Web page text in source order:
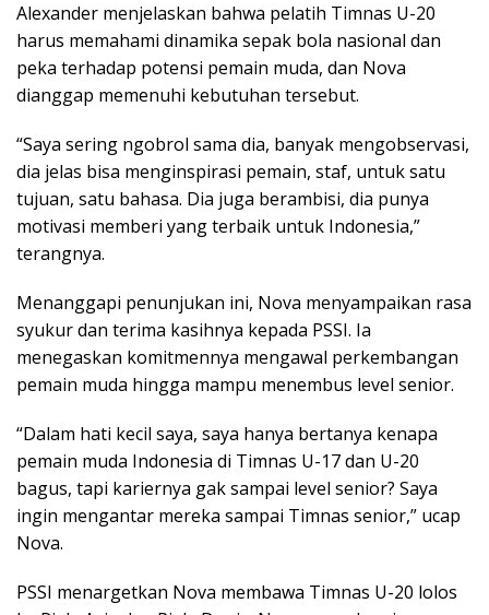
Alexander menjelaskan bahwa pelatih Timnas U-20
harus memahami dinamika sepak bola nasional dan
peka terhadap potensi pemain muda, dan Nova
dianggap memenuhi kebutuhan tersebut.
“Saya sering ngobrol sama dia, banyak mengobservasi,
dia jelas bisa menginspirasi pemain, staf, untuk satu
tujuan, satu bahasa. Dia juga berambisi, dia punya
motivasi memberi yang terbaik untuk Indonesia,”
terangnya.
Menanggapi penunjukan ini, Nova menyampaikan rasa
syukur dan terima kasihnya kepada PSSI. Ia
menegaskan komitmennya mengawal perkembangan
pemain muda hingga mampu menembus level senior.
“Dalam hati kecil saya, saya hanya bertanya kenapa
pemain muda Indonesia di Timnas U-17 dan U-20
bagus, tapi kariernya gak sampai level senior? Saya
ingin mengantar mereka sampai Timnas senior,” ucap
Nova.
PSSI menargetkan Nova membawa Timnas U-20 lolos